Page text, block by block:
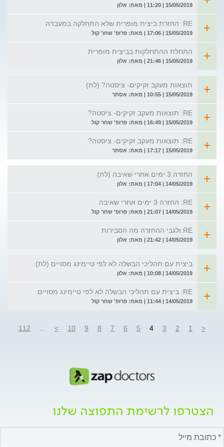
15/05/2019 | 11:20 | מאת: אלון
RE: החזרת ביצית מופרית שלא התחלקה במעבדה
15/05/2019 | 17:06 | מאת: פרופ' שחר קול
התחלת ההתחלקות בביצית מופרית
15/05/2019 | 21:46 | מאת: אלון
תוצאות מעקב זקיקים- ציסטה? (לת)
15/05/2019 | 10:55 | מאת: אסתר
RE: תוצאות מעקב זקיקים- ציסטה?
15/05/2019 | 16:49 | מאת: פרופ' שחר קול
RE: תוצאות מעקב זקיקים- ציסטה?
15/05/2019 | 17:17 | מאת: אסתר
החזרה 3 ימים אחרי שאיבה (לת)
14/05/2019 | 17:04 | מאת: אלון
RE: החזרה 3 ימים אחרי שאיבה
14/05/2019 | 21:07 | מאת: פרופ' שחר קול
RE:ולגבי ההחזרה מה הסבירות
14/05/2019 | 21:42 | מאת: אלון
ביצית עם תהליכי הבשלה לא לפי טיימינג מסויים (לת)
14/05/2019 | 10:08 | מאת: אלון
RE: ביצית עם תהליכי הבשלה לא לפי טיימינג מסויים
14/05/2019 | 11:44 | מאת: פרופ' שחר קול
<
1
2
3
4
5
6
7
8
9
10
>
112
הצטרפו לרשימת התפוצה שלנו